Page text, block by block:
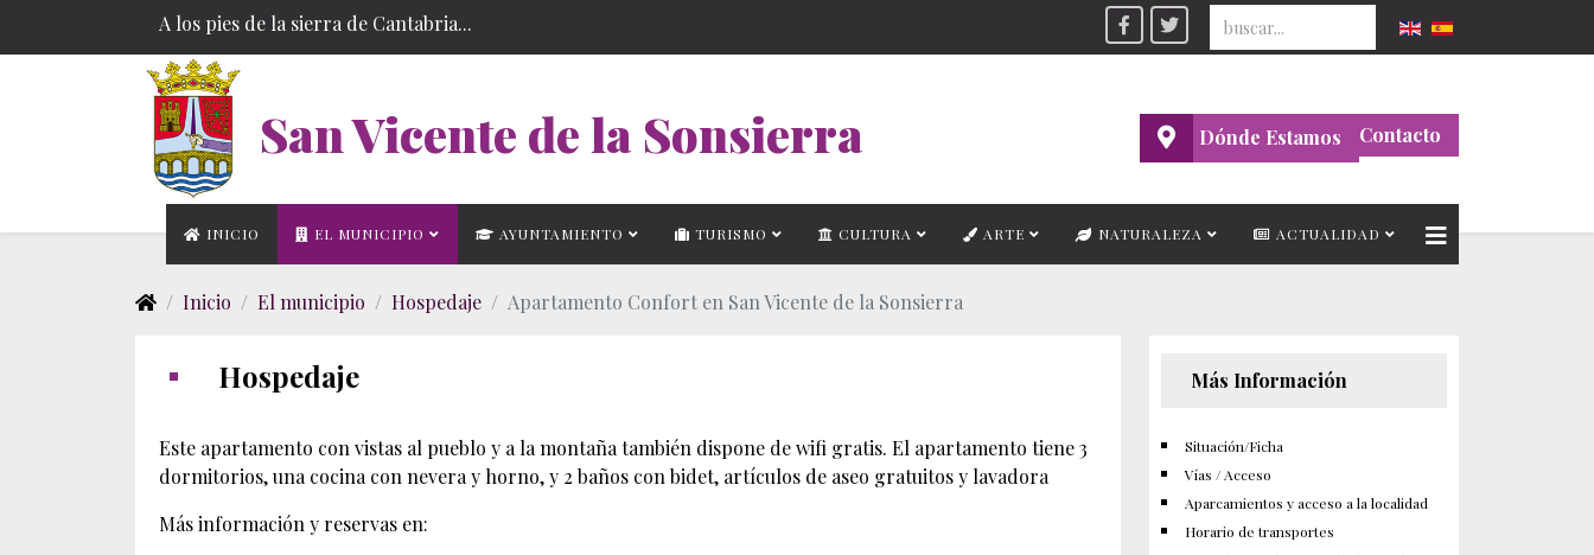
A los pies de la sierra de Cantabria... Seleccione su idioma
San Vicente de la Sonsierra Dónde Estamos Contacto
INICIO EL MUNICIPIO AYUNTAMIENTO TURISMO CULTURA ARTE NATURALEZA ACTUALIDAD
Inicio El municipio Hospedaje Apartamento Confort en San Vicente de la Sonsierra
Hospedaje
Este apartamento con vistas al pueblo y a la montaña también dispone de wifi gratis. El apartamento tiene 3
dormitorios, una cocina con nevera y horno, y 2 baños con bidet, artículos de aseo gratuitos y lavadora
Más información y reservas en:
Más Información
Situación/Ficha
Vías / Acceso
Aparcamientos y acceso a la localidad
Horario de transportes